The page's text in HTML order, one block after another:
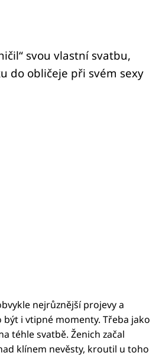
svou vlastní svatbu,
do obličeje při svém sexy
nejrůznější projevy a
i vtipné momenty. Třeba jako
téhle svatbě. Ženich začal
klínem nevěsty, kroutil u toho